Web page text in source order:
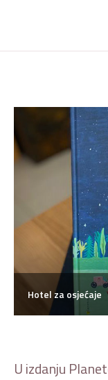
Hotel za osjećaje
U izdanju